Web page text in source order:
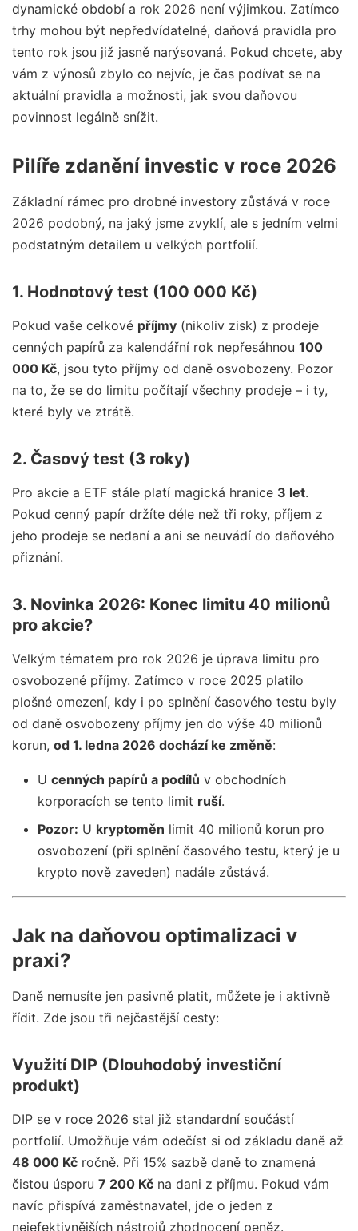
dynamické období a rok 2026 není výjimkou. Zatímco
trhy mohou být nepředvídatelné, daňová pravidla pro
tento rok jsou již jasně narýsovaná. Pokud chcete, aby
vám z výnosů zbylo co nejvíc, je čas podívat se na
aktuální pravidla a možnosti, jak svou daňovou
povinnost legálně snížit.
Pilíře zdanění investic v roce 2026
Základní rámec pro drobné investory zůstává v roce
2026 podobný, na jaký jsme zvyklí, ale s jedním velmi
podstatným detailem u velkých portfolií.
1. Hodnotový test (100 000 Kč)
Pokud vaše celkové příjmy (nikoliv zisk) z prodeje
cenných papírů za kalendářní rok nepřesáhnou 100
000 Kč, jsou tyto příjmy od daně osvobozeny. Pozor
na to, že se do limitu počítají všechny prodeje – i ty,
které byly ve ztrátě.
2. Časový test (3 roky)
Pro akcie a ETF stále platí magická hranice 3 let.
Pokud cenný papír držíte déle než tři roky, příjem z
jeho prodeje se nedaní a ani se neuvádí do daňového
přiznání.
3. Novinka 2026: Konec limitu 40 milionů
pro akcie?
Velkým tématem pro rok 2026 je úprava limitu pro
osvobozené příjmy. Zatímco v roce 2025 platilo
plošné omezení, kdy i po splnění časového testu byly
od daně osvobozeny příjmy jen do výše 40 milionů
korun, od 1. ledna 2026 dochází ke změně:
U cenných papírů a podílů v obchodních
korporacích se tento limit ruší.
Pozor: U kryptoměn limit 40 milionů korun pro
osvobození (při splnění časového testu, který je u
krypto nově zaveden) nadále zůstává.
Jak na daňovou optimalizaci v
praxi?
Daně nemusíte jen pasivně platit, můžete je i aktivně
řídit. Zde jsou tři nejčastější cesty:
Využití DIP (Dlouhodobý investiční
produkt)
DIP se v roce 2026 stal již standardní součástí
portfolií. Umožňuje vám odečíst si od základu daně až
48 000 Kč ročně. Při 15% sazbě daně to znamená
čistou úsporu 7 200 Kč na dani z příjmu. Pokud vám
navíc přispívá zaměstnavatel, jde o jeden z
nejefektivnějších nástrojů zhodnocení peněz.